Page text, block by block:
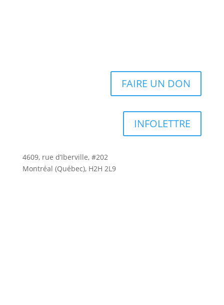
FAIRE UN DON
INFOLETTRE
4609, rue d’Iberville, #202
Montréal (Québec), H2H 2L9